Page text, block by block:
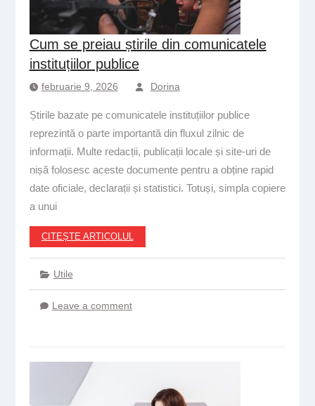
Cum se preiau știrile din comunicatele
instituțiilor publice
februarie 9, 2026 Dorina
Știrile bazate pe comunicatele instituțiilor publice
reprezintă o parte importantă din fluxul zilnic de
informații. Multe redacții, publicații locale și site-uri de
nișă folosesc aceste documente pentru a obține rapid
date oficiale, declarații și statistici. Totuși, simpla copiere
a unui
CITEȘTE ARTICOLUL
Utile
Leave a comment